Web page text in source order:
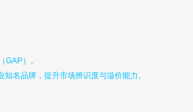
GAP）。
名品牌，提升市场辨识度与溢价能力。